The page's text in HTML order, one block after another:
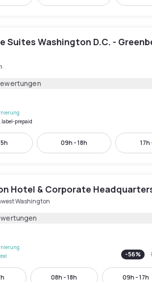
Suites Washington D.C. -
prepaid
09h - 18h 17h
Hotel & Corporate
Washington
-56%
08h - 18h 09h - 17h